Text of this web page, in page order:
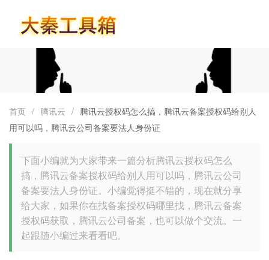
首页 / 腾讯云 / 腾讯云授权码怎么搞，腾讯云备案授权码给别人
用可以吗，腾讯云公司备案要法人身份证
下面小编就为大家带来一篇分析腾讯云授权码怎么
搞，腾讯云备案授权码给别人用可以吗，腾讯云公司
备案要法人身份证。小编觉得挺不错的，现在就分享
给大家，如果你在找备案授权码哪里找，腾讯云备案
授权码获取，腾讯云公司备案，也可以做个交流。一
起跟随小编过来看看吧。